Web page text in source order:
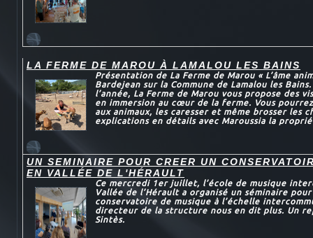
LA FERME DE MAROU À LAMALOU LES BAINS
Présentation de La Ferme de Marou « L’âme
Bardejean sur la Commune de Lamalou les
l’année, La Ferme de Marou vous propose des
en immersion au cœur de la ferme. Vous
aux animaux, les caresser et même brosser les
explications en détails avec Maroussia la
UN SEMINAIRE POUR CREER UN
EN VALLÉE DE L'HÉRAULT
Ce mercredi 1er juillet, l’école de musique
Vallée de l’Hérault a organisé un séminaire
conservatoire de musique à l’échelle
directeur de la structure nous en dit plus. Un
Sintès.